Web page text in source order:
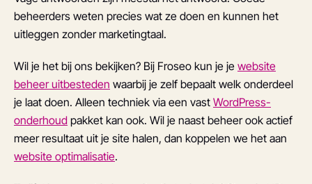
beheerders weten precies wat ze doen en kunnen het
uitleggen zonder marketingtaal.
Wil je het bij ons bekijken? Bij Froseo kun je je website
beheer uitbesteden waarbij je zelf bepaalt welk onderdeel
je laat doen. Alleen techniek via een vast WordPress-
onderhoud pakket kan ook. Wil je naast beheer ook actief
meer resultaat uit je site halen, dan koppelen we het aan
website optimalisatie.